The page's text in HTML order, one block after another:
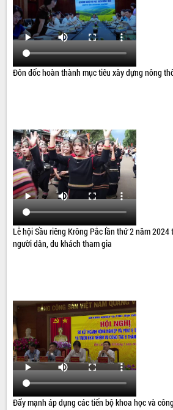
Đôn đốc hoàn thành mục tiêu xây dựng nông
Lễ hội Sầu riêng Krông Pắc lần thứ 2 năm
người dân, du khách tham gia
Đẩy mạnh áp dụng các tiến bộ khoa học và